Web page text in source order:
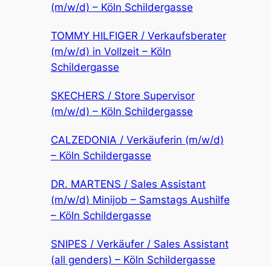
(m/w/d) – Köln Schildergasse
TOMMY HILFIGER / Verkaufsberater
(m/w/d) in Vollzeit – Köln
Schildergasse
SKECHERS / Store Supervisor
(m/w/d) – Köln Schildergasse
CALZEDONIA / Verkäuferin (m/w/d)
– Köln Schildergasse
DR. MARTENS / Sales Assistant
(m/w/d) Minijob – Samstags Aushilfe
– Köln Schildergasse
SNIPES / Verkäufer / Sales Assistant
(all genders) – Köln Schildergasse